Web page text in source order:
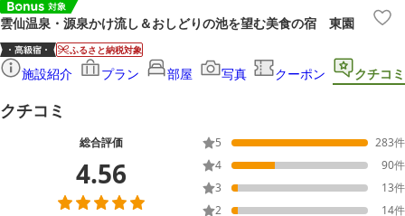
雲仙温泉・源泉かけ流し＆おしどりの池を望む美食の宿 東園
ふるさと納税対象
施設紹介 プラン 部屋 写真 クーポン クチコミ
クチコミ
総合評価
4.56
5 283件
4
90件
3
13件
2
14件